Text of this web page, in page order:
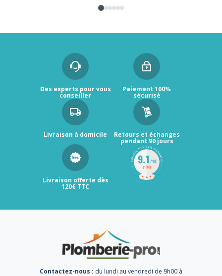
Des experts pour vous
conseiller
Paiement 100%
sécurisé
Livraison à domicile Retours et échanges
pendant 90 jours
Livraison offerte dès
120€ TTC
Contactez-nous : du lundi au vendredi de 9h00 à